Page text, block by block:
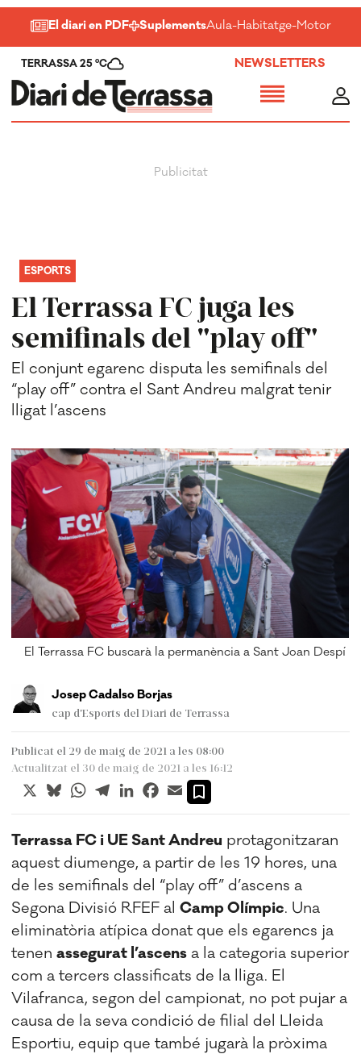
El diari en PDF SuplementsAula-Habitatge-Motor-
TERRASSA 25 ºC NEWSLETTERS
El Terrassa FC juga les
semifinals del "play off"
ESPORTS
El conjunt egarenc disputa les semifinals del
“play off” contra el Sant Andreu malgrat tenir
lligat l’ascens
El Terrassa FC buscarà la permanència a Sant Joan Despí
Josep Cadalso Borjas
cap d'Esports del Diari de Terrassa
Publicat el 29 de maig de 2021 a les 08:00
Actualitzat el 30 de maig de 2021 a les 16:12
X BlueskyWhatsApp
TelegramLinkedInFacebook
Email
Terrassa FC i UE Sant Andreu protagonitzaran
aquest diumenge, a partir de les 19 hores, una
de les semifinals del “play off” d’ascens a
Segona Divisió RFEF alCamp Olímpic. Una
eliminatòria atípica donat que els egarencs ja
tenenassegurat l’ascens a la categoria superior
com a tercers classificats de la lliga. El
Vilafranca, segon del campionat, no pot pujar a
causa de la seva condició de filial del Lleida
Esportiu, equip que també jugarà la pròxima